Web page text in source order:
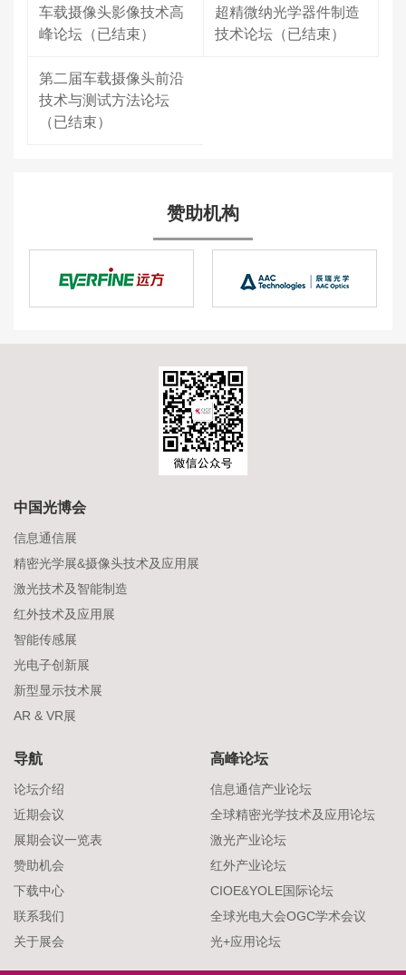
车载摄像头影像技术高
峰论坛（已结束）
超精微纳光学器件制造
技术论坛（已结束）
第二届车载摄像头前沿
技术与测试方法论坛
（已结束）
赞助机构
中国光博会
信息通信展
精密光学展&摄像头技术及应用展
激光技术及智能制造
红外技术及应用展
智能传感展
光电子创新展
新型显示技术展
AR & VR展
导航
论坛介绍
近期会议
展期会议一览表
赞助机会
下载中心
联系我们
关于展会
高峰论坛
信息通信产业论坛
全球精密光学技术及应用论坛
激光产业论坛
红外产业论坛
CIOE&YOLE国际论坛
全球光电大会OGC学术会议
光+应用论坛